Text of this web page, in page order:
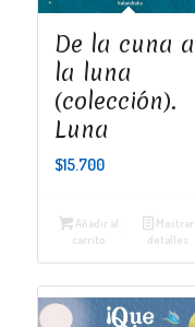
De la cuna a
la luna
(colección).
Luna
$15.700
Añadir al
carrito
Mostrar
detalles